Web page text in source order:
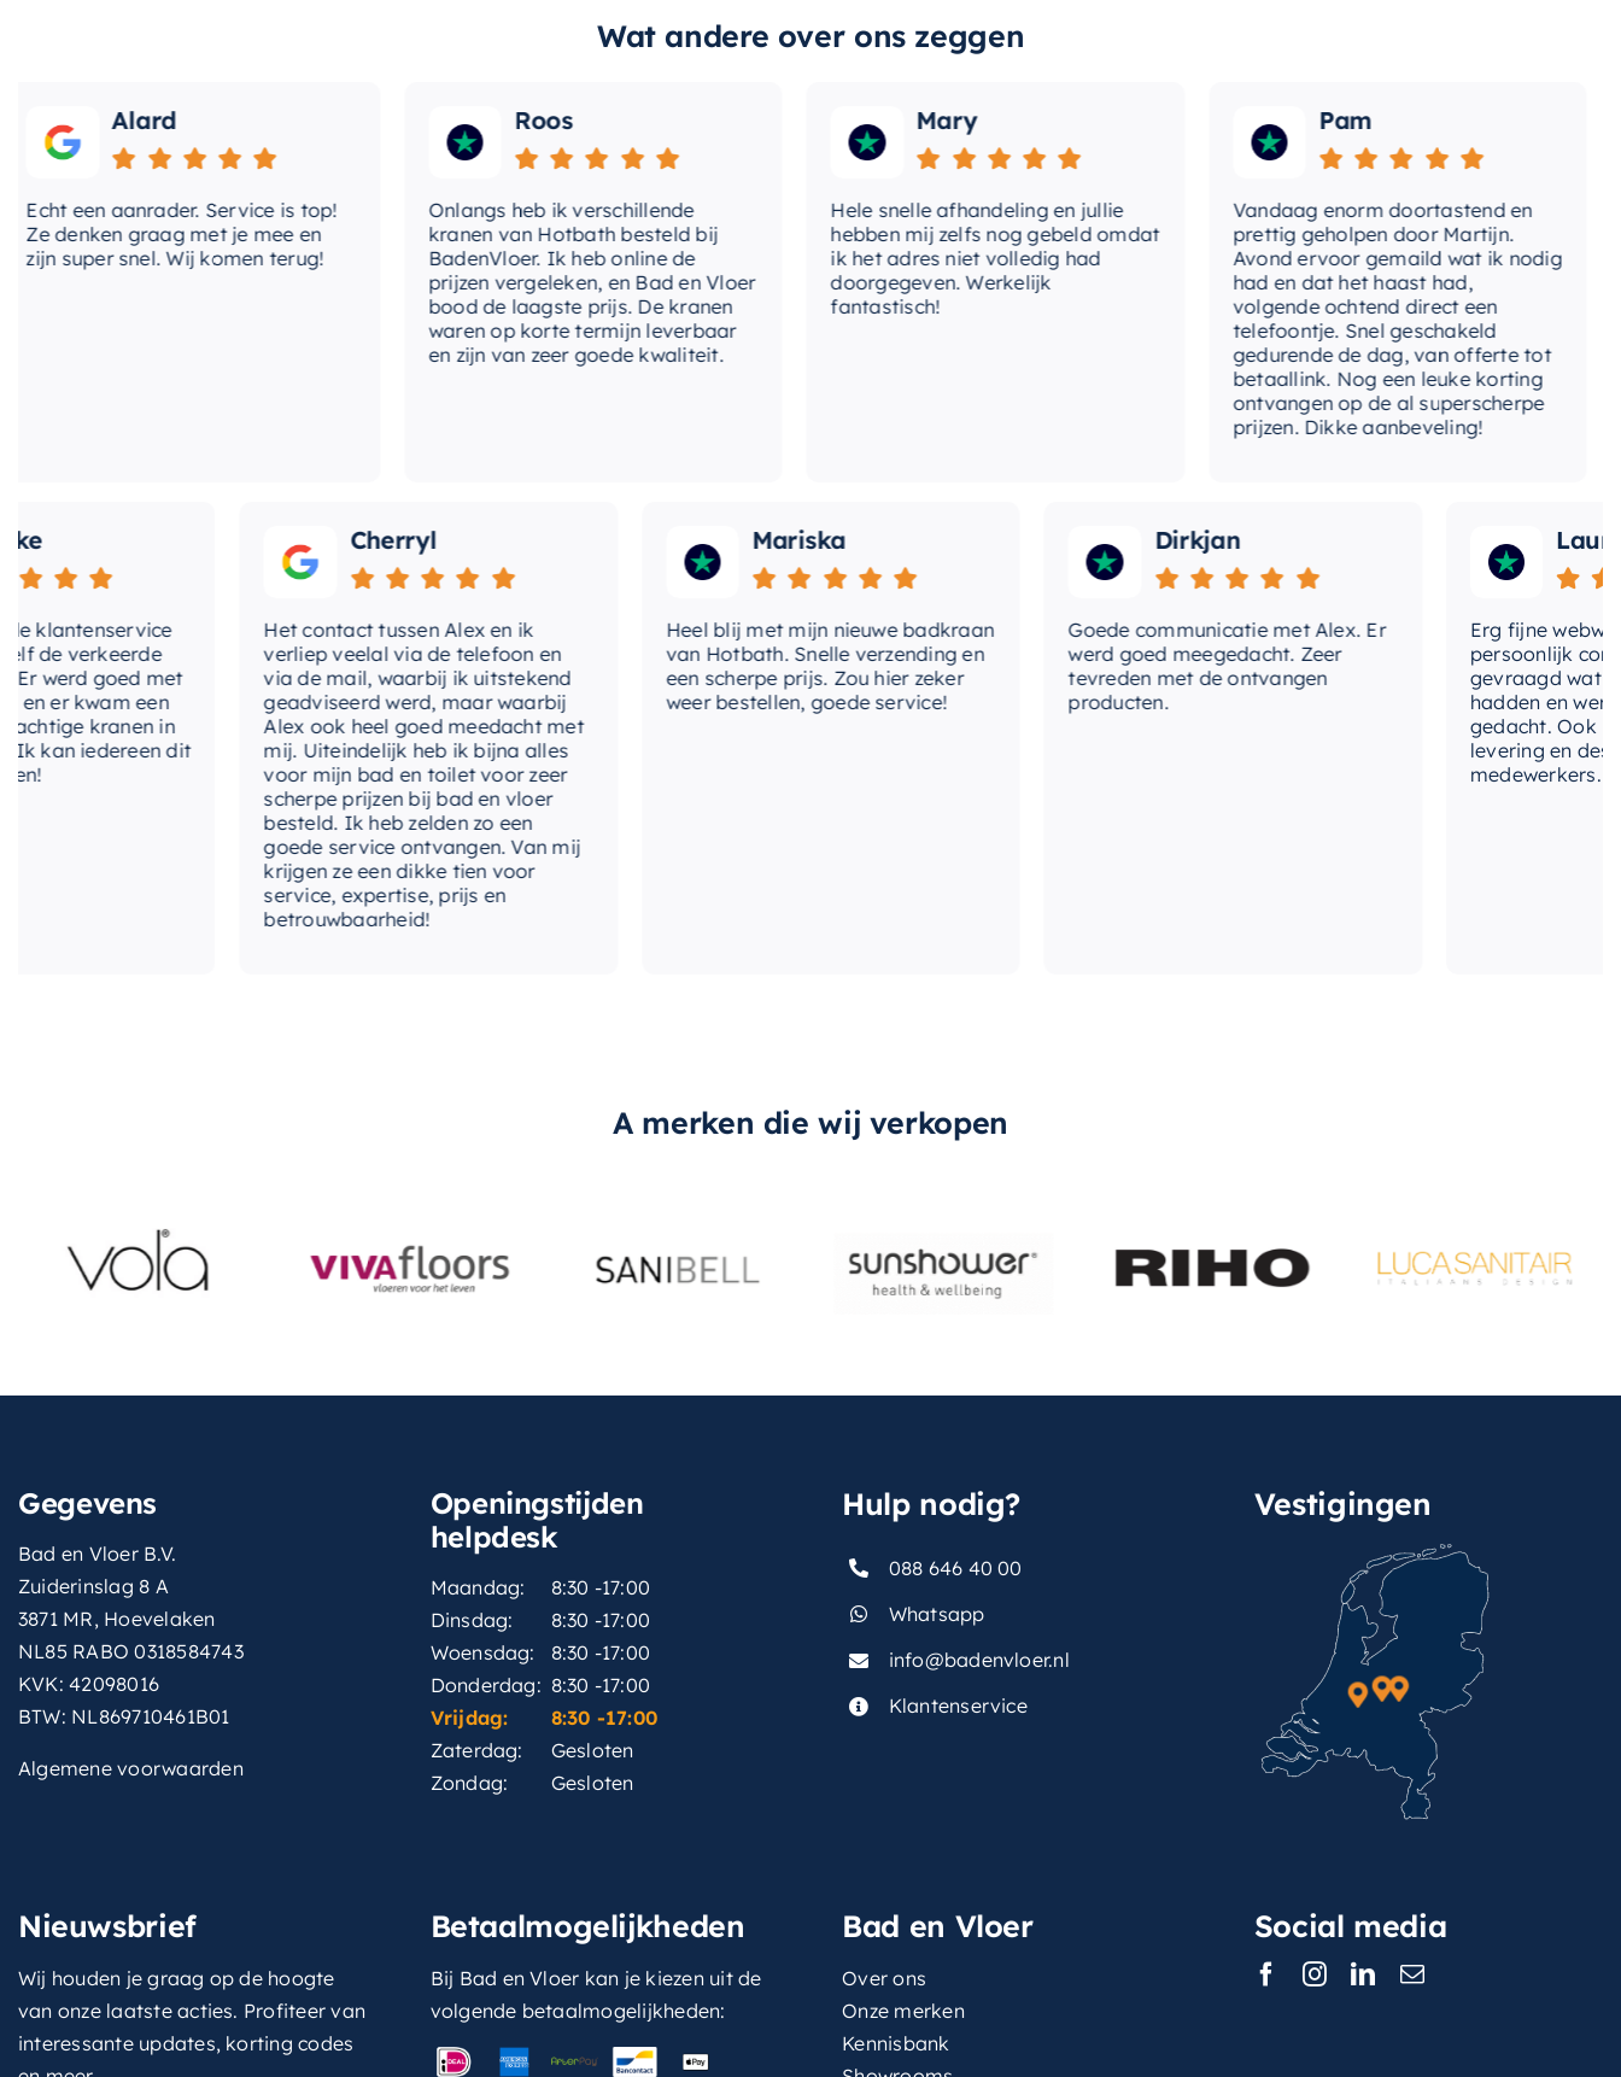
en kostenefficiënte oplossing voor uw sanitair behoeften. Hij wordt aangeboden door een
verschil in kwaliteit en prestatie.
Wat andere over ons zeggen
Alard
een aanrader. Service is top!
denken graag met je mee en
super snel. Wij komen terug!
Roos
Onlangs heb ik verschillende
kranen van Hotbath besteld bij
BadenVloer. Ik heb online de
prijzen vergeleken, en Bad en Vloer
bood de laagste prijs. De kranen
waren op korte termijn leverbaar
en zijn van zeer goede kwaliteit.
Mary
Hele snelle afhandeling en jullie
hebben mij zelfs nog gebeld omdat
ik het adres niet volledig had
doorgegeven. Werkelijk
fantastisch!
Pam
Vandaag enorm doortastend en
prettig geholpen door Martijn.
Avond ervoor gemaild wat ik nodig
had en dat het haast had,
volgende ochtend direct een
telefoontje. Snel geschakeld
gedurende de dag, van offerte tot
betaallink. Nog een leuke korting
ontvangen op de al superscherpe
prijzen. Dikke aanbeveling!
klantenservice
de verkeerde
werd goed met
er kwam een
kranen in
kan iedereen dit
Cherryl
Het contact tussen Alex en ik
verliep veelal via de telefoon en
via de mail, waarbij ik uitstekend
geadviseerd werd, maar waarbij
Alex ook heel goed meedacht met
mij. Uiteindelijk heb ik bijna alles
voor mijn bad en toilet voor zeer
scherpe prijzen bij bad en vloer
besteld. Ik heb zelden zo een
goede service ontvangen. Van mij
krijgen ze een dikke tien voor
service, expertise, prijs en
betrouwbaarheid!
Mariska
Heel blij met mijn nieuwe badkraan
van Hotbath. Snelle verzending en
een scherpe prijs. Zou hier zeker
weer bestellen, goede service!
Dirkjan
Goede communicatie met Alex. Er
werd goed meegedacht. Zeer
tevreden met de ontvangen
producten.
Laura
Erg fijne
persoonlijk
gevraagd wat we
hadden en werd
gedacht. Ook in
levering en
medewerkers. Wij
A merken die wij verkopen
Gegevens
Bad en Vloer B.V.
Zuiderinslag 8 A
3871 MR, Hoevelaken
NL85 RABO 0318584743
KVK: 42098016
BTW: NL869710461B01
Algemene voorwaarden
Openingstijden
helpdesk
Maandag:
8:30 -17:00
Dinsdag:
8:30 -17:00
Woensdag:
8:30 -17:00
Donderdag: 8:30 -17:00
Vrijdag:
8:30 -17:00
Zaterdag:
Gesloten
Zondag:
Gesloten
Hulp nodig?
088 646 40 00
Whatsapp
info@badenvloer.nl
Klantenservice
Vestigingen
Nieuwsbrief
Wij houden je graag op de hoogte
van onze laatste acties. Profiteer van
interessante updates, korting codes
Betaalmogelijkheden
Bij Bad en Vloer kan je kiezen uit de
volgende betaalmogelijkheden:
Bad en Vloer
Over ons
Onze merken
Kennisbank
Social media